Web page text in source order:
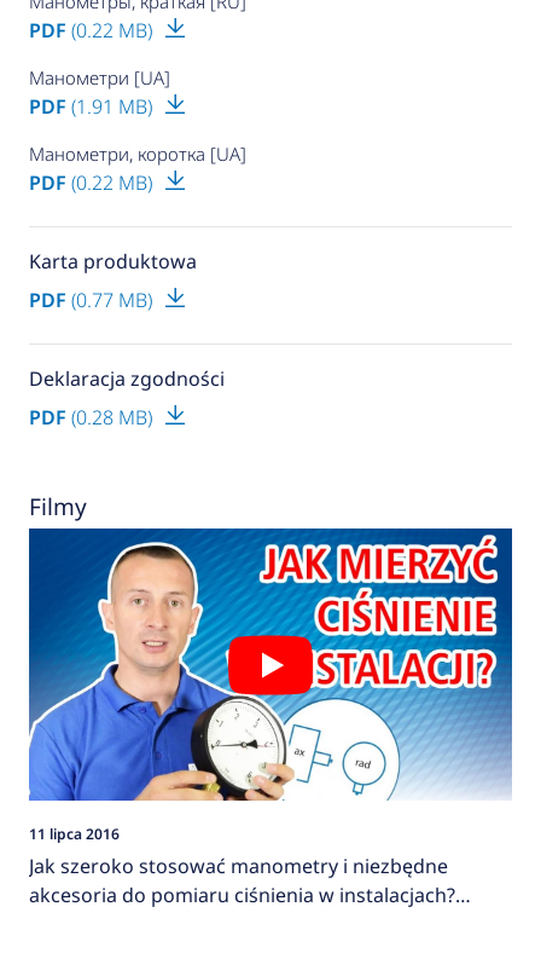
PDF (0.22 MB)
Манометри [UA]
PDF (1.91 MB)
Манометри, коротка [UA]
PDF (0.22 MB)
Karta produktowa
PDF (0.77 MB)
Deklaracja zgodności
PDF (0.28 MB)
Filmy
11 lipca 2016
Jak szeroko stosować manometry i niezbędne
akcesoria do pomiaru ciśnienia w instalacjach?